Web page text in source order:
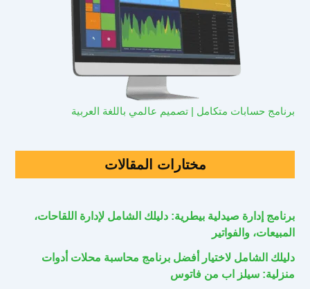
برنامج حسابات متكامل | تصميم عالمي باللغة العربية
مختارات المقالات
برنامج إدارة صيدلية بيطرية: دليلك الشامل لإدارة اللقاحات،
المبيعات، والفواتير
دليلك الشامل لاختيار أفضل برنامج محاسبة محلات أدوات
منزلية: سيلز اب من فاتوس